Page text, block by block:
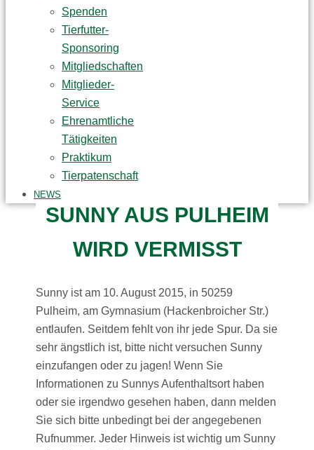
Spenden
Tierfutter-
Sponsoring
Mitgliedschaften
Mitglieder-
Service
Ehrenamtliche
Tätigkeiten
Praktikum
Tierpatenschaft
NEWS
SUNNY AUS PULHEIM
WIRD VERMISST
Sunny ist am 10. August 2015, in 50259
Pulheim, am Gymnasium (Hackenbroicher Str.)
entlaufen. Seitdem fehlt von ihr jede Spur. Da sie
sehr ängstlich ist, bitte nicht versuchen Sunny
einzufangen oder zu jagen! Wenn Sie
Informationen zu Sunnys Aufenthaltsort haben
oder sie irgendwo gesehen haben, dann melden
Sie sich bitte unbedingt bei der angegebenen
Rufnummer. Jeder Hinweis ist wichtig um Sunny